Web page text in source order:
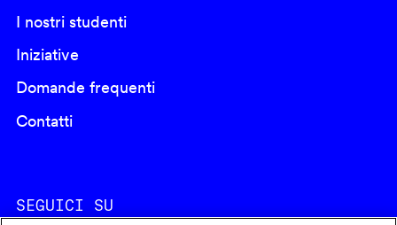
I nostri studenti
Iniziative
Domande frequenti
Contatti
SEGUICI SU